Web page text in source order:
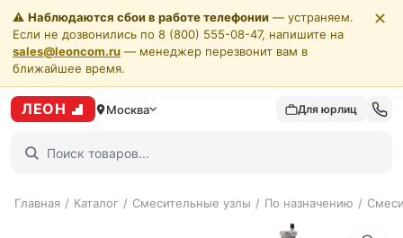
⚠️ Наблюдаются сбои в работе телефонии — устраняем.
Если не дозвонились по 8 (800) 555-08-47, напишите на
sales@leoncom.ru — менеджер перезвонит вам в
ближайшее время.
✕
ЛЕОН Москва Для юрлиц
Главная / Каталог / Смесительные узлы / По назначению /